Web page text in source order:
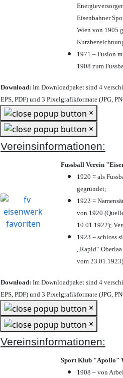
Eisenbahner
Wien von 1905
1971 – Fusion
1908 zum
Download: Im Downloadpaket sind 4
EPS, PDF) und 3 Pixelgrafikformate (JPG,
×
×
Vereinsinformationen:
Fussball Verein
1920 = als
gegründet;
1922 =
von 1920
10.01.1922);
1923 = schloss
„Rapid“
vom
Download: Im Downloadpaket sind 4
EPS, PDF) und 3 Pixelgrafikformate (JPG,
×
×
Vereinsinformationen:
Sport Klub "Apollo"
1908 – von